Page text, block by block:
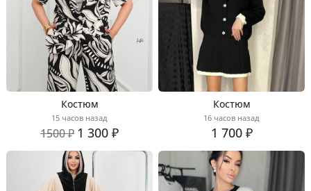
Костюм
15 часов назад
1500 ₽ 1 300 ₽
Костюм
16 часов назад
1 700 ₽